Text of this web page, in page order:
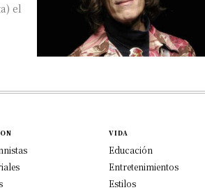
el
VIDA
Educación
Entretenimientos
Estilos